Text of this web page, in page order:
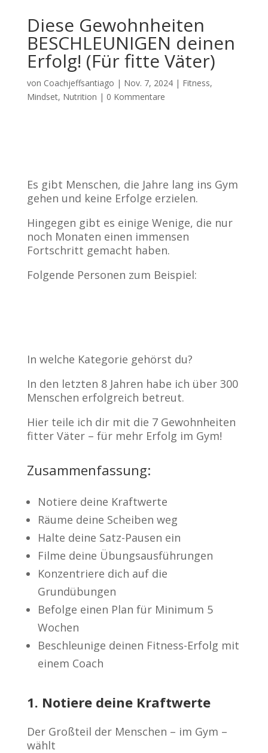
Diese Gewohnheiten
BESCHLEUNIGEN deinen
Erfolg! (Für fitte Väter)
von Coachjeffsantiago | Nov. 7, 2024| Fitness,
Mindset, Nutrition | 0 Kommentare
Es gibt Menschen, die Jahre lang ins Gym
gehen und keine Erfolge erzielen.
Hingegen gibt es einige Wenige, die nur
noch Monaten einen immensen
Fortschritt gemacht haben.
Folgende Personen zum Beispiel:
In welche Kategorie gehörst du?
In den letzten 8 Jahren habe ich über 300
Menschen erfolgreich betreut.
Hier teile ich dir mit die 7 Gewohnheiten
fitter Väter – für mehr Erfolg im Gym!
Zusammenfassung:
Notiere deine Kraftwerte
Räume deine Scheiben weg
Halte deine Satz-Pausen ein
Filme deine Übungsausführungen
Konzentriere dich auf die
Grundübungen
Befolge einen Plan für Minimum 5
Wochen
Beschleunige deinen Fitness-Erfolg mit
einem Coach
1. Notiere deine Kraftwerte
Der Großteil der Menschen – im Gym –
wählt